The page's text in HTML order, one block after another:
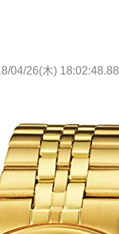
04/26(木) 18:02:48.88